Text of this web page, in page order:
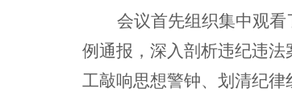
会议首先组织集中观
例通报，深入剖析违纪违
工敲响思想警钟、划清纪律